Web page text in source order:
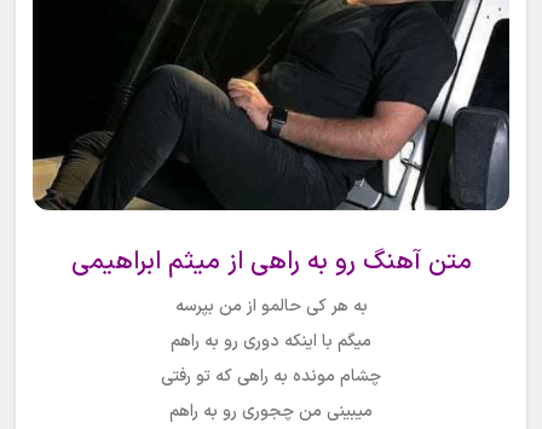
متن آهنگ رو به راهی از میثم ابراهیمی
به هر کی حالمو از من بپرسه
میگم با اینکه دوری رو به راهم
چشام مونده به راهی که تو رفتی
میبینی من چجوری رو به راهم